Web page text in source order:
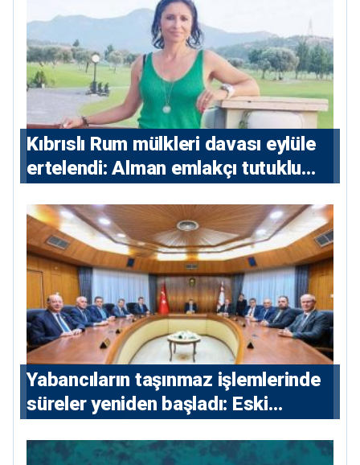
Kıbrıslı Rum mülkleri davası eylüle
ertelendi: Alman emlakçı tutuklu
Yabancıların taşınmaz işlemlerinde
süreler yeniden başladı: Eski
konutlara 36 ay